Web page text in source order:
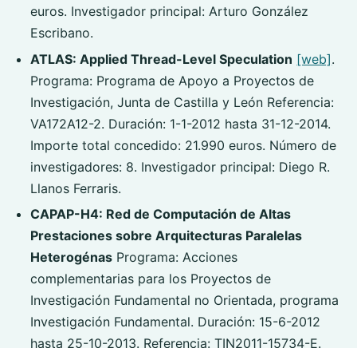
euros. Investigador principal: Arturo González
Escribano.
ATLAS: Applied Thread-Level Speculation [web].
Programa: Programa de Apoyo a Proyectos de
Investigación, Junta de Castilla y León Referencia:
VA172A12-2. Duración: 1-1-2012 hasta 31-12-2014.
Importe total concedido: 21.990 euros. Número de
investigadores: 8. Investigador principal: Diego R.
Llanos Ferraris.
CAPAP-H4: Red de Computación de Altas
Prestaciones sobre Arquitecturas Paralelas
Heterogénas Programa: Acciones
complementarias para los Proyectos de
Investigación Fundamental no Orientada, programa
Investigación Fundamental. Duración: 15-6-2012
hasta 25-10-2013. Referencia: TIN2011-15734-E.